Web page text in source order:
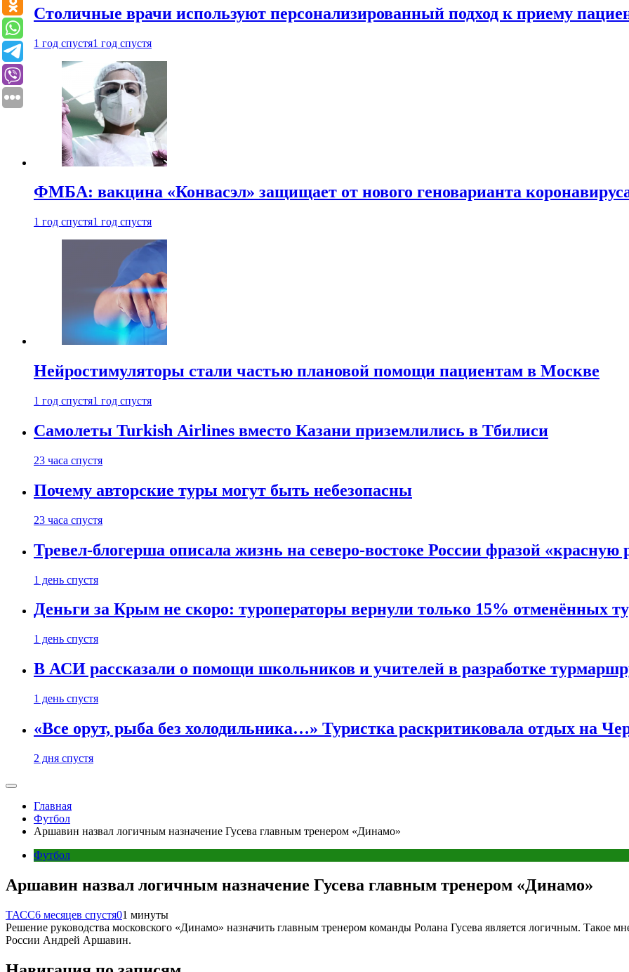
Столичные врачи используют персонализированный подход к приему
1 год спустя1 год спустя
ФМБА: вакцина «Конвасэл» защищает от нового геноварианта
1 год спустя1 год спустя
Нейростимуляторы стали частью плановой помощи пациентам в Москве
1 год спустя1 год спустя
Самолеты Turkish Airlines вместо Казани приземлились в Тбилиси
23 часа спустя
Почему авторские туры могут быть небезопасны
23 часа спустя
Тревел-блогерша описала жизнь на северо-востоке России фразой
1 день спустя
Деньги за Крым не скоро: туроператоры вернули только 15% отменённых
1 день спустя
В АСИ рассказали о помощи школьников и учителей в разработке
1 день спустя
«Все орут, рыба без холодильника…» Туристка раскритиковала отдых на
2 дня спустя
Главная
Футбол
Аршавин назвал логичным назначение Гусева главным тренером «Динамо»
Футбол
Аршавин назвал логичным назначение Гусева главным тренером «Динамо»
ТАСС6 месяцев спустя01 минуты
Решение руководства московского «Динамо» назначить главным тренером команды Ролана Гусева является логичным. Такое
России Андрей Аршавин.